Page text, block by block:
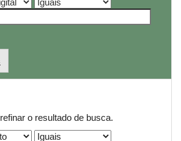
o resultado de busca.